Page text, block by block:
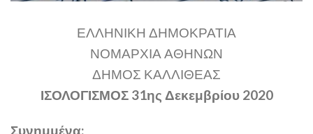
ΕΛΛΗΝΙΚΗ ΔΗΜΟΚΡΑΤΙΑ
ΝΟΜΑΡΧΙΑ ΑΘΗΝΩΝ
ΔΗΜΟΣ ΚΑΛΛΙΘΕΑΣ
ΙΣΟΛΟΓΙΣΜΟΣ 31ης Δεκεμβρίου 2020
Συνημμένα: